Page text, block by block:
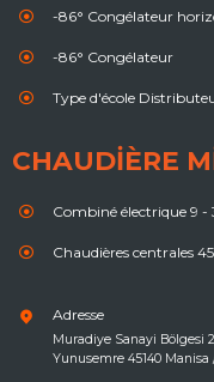
-86° Congélateur
-86° Congélateur
Type d'école
CHAUDIÈRE
Combiné électrique 9 -
Chaudières centrales
Adresse
Muradiye Sanayi Bölgesi
Yunusemre 45140